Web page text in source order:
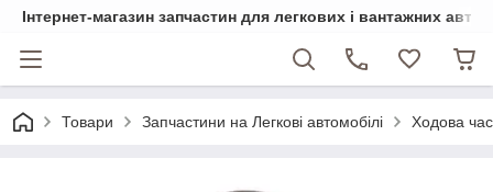
Інтернет-магазин запчастин для легкових і вантажних
Товари Запчастини на Легкові автомобілі Ходова